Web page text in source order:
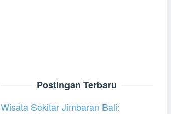
Postingan Terbaru
Wisata Sekitar Jimbaran Bali: